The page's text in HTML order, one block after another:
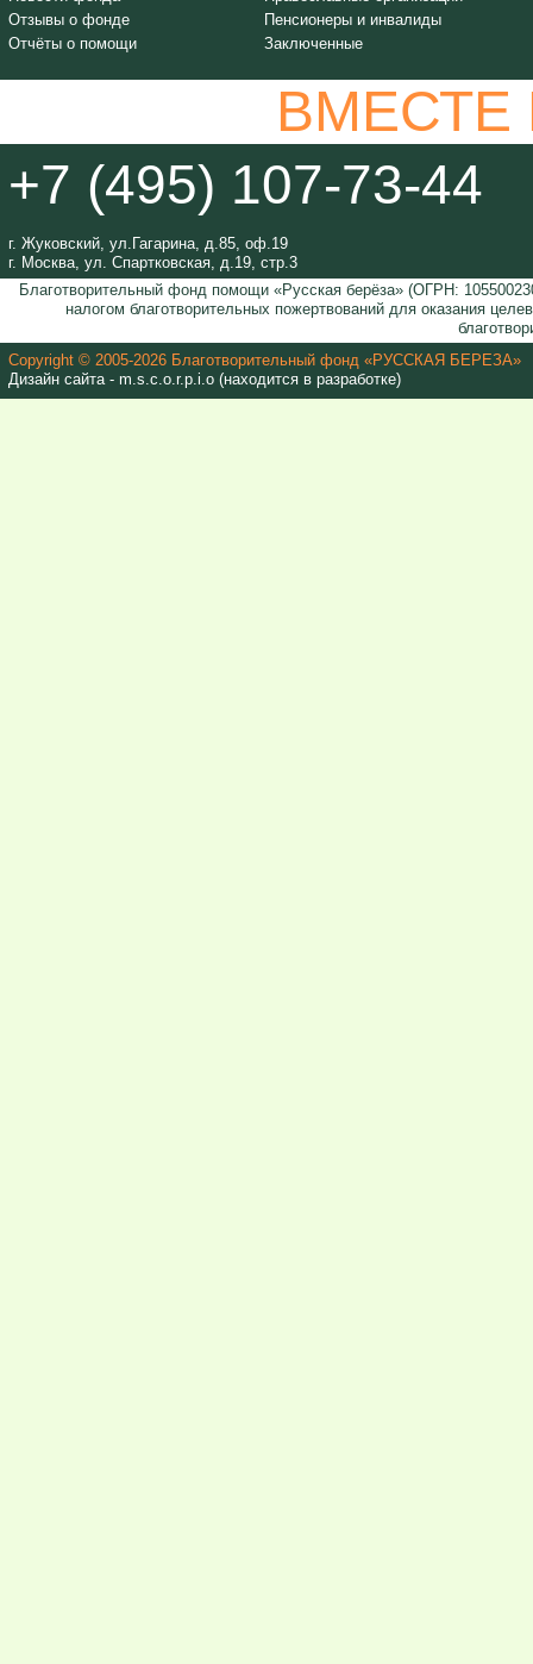
Отзывы о фонде
Отчёты о помощи
Пенсионеры и инвалиды
Заключенные
+7 (495) 107-73-44
г. Жуковский, ул.Гагарина, д.85, оф.19
г. Москва, ул. Спартковская, д.19, стр.3
Благотворительный фонд помощи «Русская берёза» (ОГРН:
налогом благотворительных пожертвований для оказания
Copyright © 2005-2026 Благотворительный фонд «РУССКАЯ БЕРЕЗА»
Дизайн сайта - m.s.c.o.r.p.i.o (находится в разработке)